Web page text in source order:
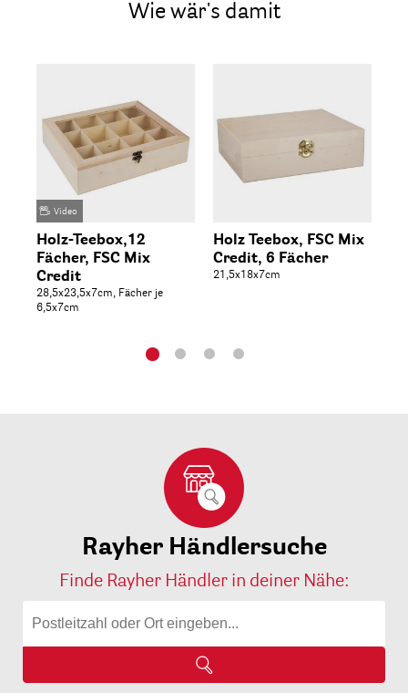
Wie wär's damit
Video
Holz-Teebox,12
Fächer, FSC Mix
Credit
28,5x23,5x7cm, Fächer je
6,5x7cm
Holz Teebox, FSC Mix
Credit, 6 Fächer
21,5x18x7cm
Rayher Händlersuche
Finde Rayher Händler in deiner Nähe: